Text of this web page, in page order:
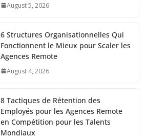
August 5, 2026
6 Structures Organisationnelles Qui
Fonctionnent le Mieux pour Scaler les
Agences Remote
August 4, 2026
8 Tactiques de Rétention des
Employés pour les Agences Remote
en Compétition pour les Talents
Mondiaux